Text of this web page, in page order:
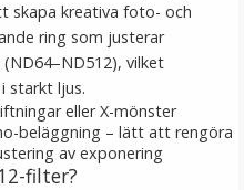
skapa kreativa foto- och
ring som justerar
vilket
starkt ljus.
eller X-mönster
beläggning – lätt att rengöra
av exponering
filter?